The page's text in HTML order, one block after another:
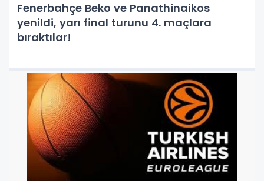
Fenerbahçe Beko ve Panathinaikos
yenildi, yarı final turunu 4. maçlara
bıraktılar!